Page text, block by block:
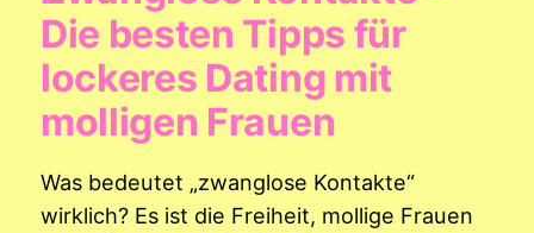
Die besten Tipps für
lockeres Dating mit
molligen Frauen
Was bedeutet „zwanglose Kontakte“
wirklich? Es ist die Freiheit, mollige Frauen